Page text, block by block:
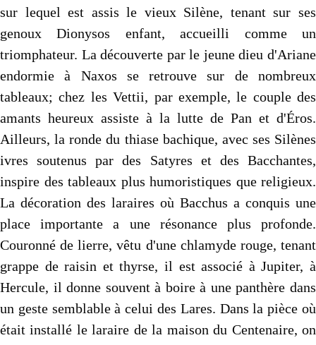
sur lequel est assis le vieux Silène, tenant sur ses
genoux Dionysos enfant, accueilli comme un
triomphateur. La découverte par le jeune dieu d'Ariane
endormie à Naxos se retrouve sur de nombreux
tableaux; chez les Vettii, par exemple, le couple des
amants heureux assiste à la lutte de Pan et d'Éros.
Ailleurs, la ronde du thiase bachique, avec ses Silènes
ivres soutenus par des Satyres et des Bacchantes,
inspire des tableaux plus humoristiques que religieux.
La décoration des laraires où Bacchus a conquis une
place importante a une résonance plus profonde.
Couronné de lierre, vêtu d'une chlamyde rouge, tenant
grappe de raisin et thyrse, il est associé à Jupiter, à
Hercule, il donne souvent à boire à une panthère dans
un geste semblable à celui des Lares. Dans la pièce où
était installé le laraire de la maison du Centenaire, on